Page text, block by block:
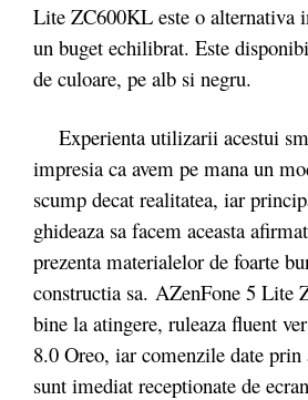
Lite ZC600KL este o alternativa
un buget echilibrat. Este
de culoare, pe alb si negru.
Experienta utilizarii acestui
impresia ca avem pe mana un
scump decat realitatea, iar
ghideaza sa facem aceasta
prezenta materialelor de foarte
constructia sa. AZenFone 5 Lite
bine la atingere, ruleaza fluent
8.0 Oreo, iar comenzile date
sunt imediat receptionate de